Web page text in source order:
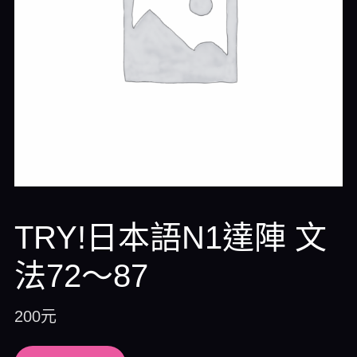
TRY!日本語N1達陣 文
法72～87
200元